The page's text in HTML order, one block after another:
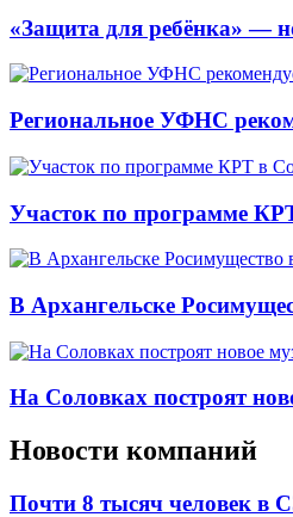
«Защита для ребёнка» —
Региональное УФНС
Участок по программе
В Архангельске
На Соловках построят
Новости компаний
Почти 8 тысяч человек в